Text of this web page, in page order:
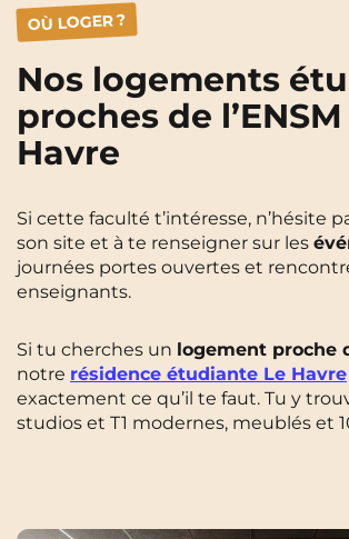
OÙ LOGER ?
Nos logements
proches de
Havre
Si cette faculté t’intéresse, n’hésite
son site et à te renseigner sur les
journées portes ouvertes et
enseignants.
Si tu cherches un logement proche
notre résidence étudiante Le Havre
exactement ce qu’il te faut. Tu y
studios et T1 modernes, meublés et